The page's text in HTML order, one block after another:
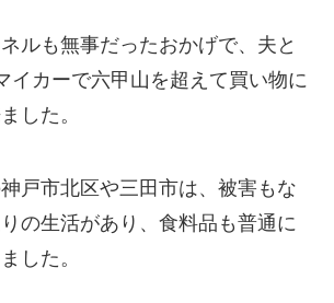
ルも無事だったおかげで、夫と
イカーで六甲山を超えて買い物に
した。
戸市北区や三田市は、被害もな
の生活があり、食料品も普通に
した。